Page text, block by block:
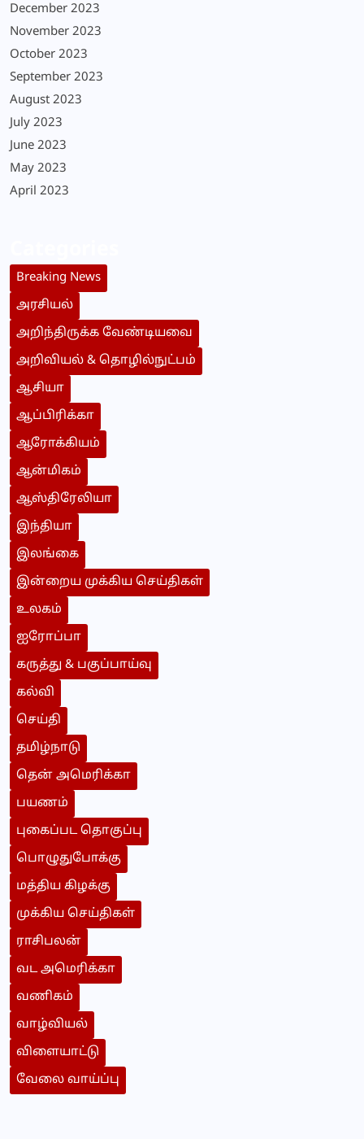
December 2023
November 2023
October 2023
September 2023
August 2023
July 2023
June 2023
May 2023
April 2023
Breaking News
அரசியல்
அறிந்திருக்க வேண்டியவை
அறிவியல் & தொழில்நுட்பம்
ஆசியா
ஆப்பிரிக்கா
ஆரோக்கியம்
ஆன்மிகம்
ஆஸ்திரேலியா
இந்தியா
இலங்கை
இன்றைய முக்கிய செய்திகள்
உலகம்
ஐரோப்பா
கருத்து & பகுப்பாய்வு
கல்வி
செய்தி
தமிழ்நாடு
தென் அமெரிக்கா
பயணம்
புகைப்பட தொகுப்பு
பொழுதுபோக்கு
மத்திய கிழக்கு
முக்கிய செய்திகள்
ராசிபலன்
வட அமெரிக்கா
வணிகம்
வாழ்வியல்
விளையாட்டு
வேலை வாய்ப்பு